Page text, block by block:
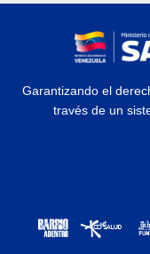
Garantizando el
través de un